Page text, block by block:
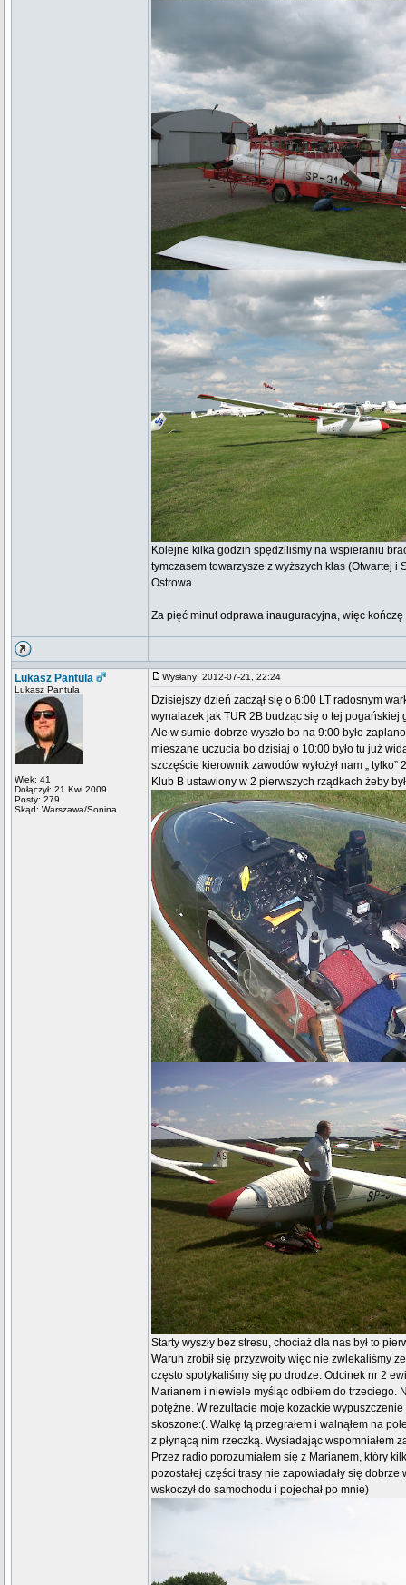
Kolejne kilka godzin spędziliśmy na wspieraniu
tymczasem towarzysze z wyższych klas (Otwartej
Ostrowa.
Za pięć minut odprawa inauguracyjna, więc
Lukasz Pantula
Lukasz Pantula
Wiek: 41
Dołączył: 21 Kwi 2009
Posty: 279
Skąd: Warszawa/Sonina
Wysłany: 2012-07-21, 22:24
Dzisiejszy dzień zaczął się o 6:00 LT radosnym
wynalazek jak TUR 2B budząc się o tej pogańskiej
Ale w sumie dobrze wyszło bo na 9:00 było
mieszane uczucia bo dzisiaj o 10:00 było tu już
szczęście kierownik zawodów wyłożył nam „
Klub B ustawiony w 2 pierwszych rządkach żeby
Starty wyszły bez stresu, chociaż dla nas był to
Warun zrobił się przyzwoity więc nie zwlekaliśmy
często spotykaliśmy się po drodze. Odcinek nr 2
Marianem i niewiele myśląc odbiłem do trzeciego.
potężne. W rezultacie moje kozackie
skoszone:(. Walkę tą przegrałem i walnąłem na
z płynącą nim rzeczką. Wysiadając wspomniałem
Przez radio porozumiałem się z Marianem, który
pozostałej części trasy nie zapowiadały się
wskoczył do samochodu i pojechał po mnie)